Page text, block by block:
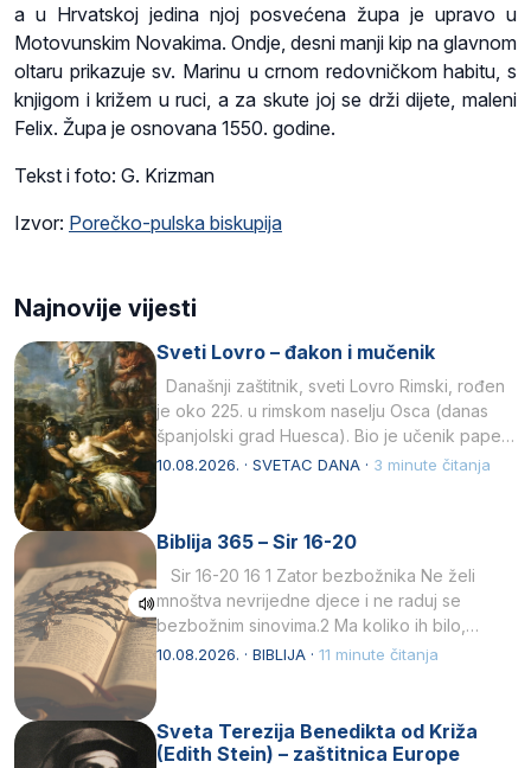
a u Hrvatskoj jedina njoj posvećena župa je upravo u
Motovunskim Novakima. Ondje, desni manji kip na glavnom
oltaru prikazuje sv. Marinu u crnom redovničkom habitu, s
knjigom i križem u ruci, a za skute joj se drži dijete, maleni
Felix. Župa je osnovana 1550. godine.
Tekst i foto: G. Krizman
Izvor: Porečko-pulska biskupija
Najnovije vijesti
Sveti Lovro – đakon i mučenik
Današnji zaštitnik, sveti Lovro Rimski, rođen
je oko 225. u rimskom naselju Osca (danas
španjolski grad Huesca). Bio je učenik pape…
10.08.2026. · SVETAC DANA · 3 minute čitanja
Biblija 365 – Sir 16-20
Sir 16-20 16 1 Zator bezbožnika Ne želi
mnoštva nevrijedne djece i ne raduj se
bezbožnim sinovima.2 Ma koliko ih bilo,…
10.08.2026. · BIBLIJA · 11 minute čitanja
Sveta Terezija Benedikta od Križa
(Edith Stein) – zaštitnica Europe